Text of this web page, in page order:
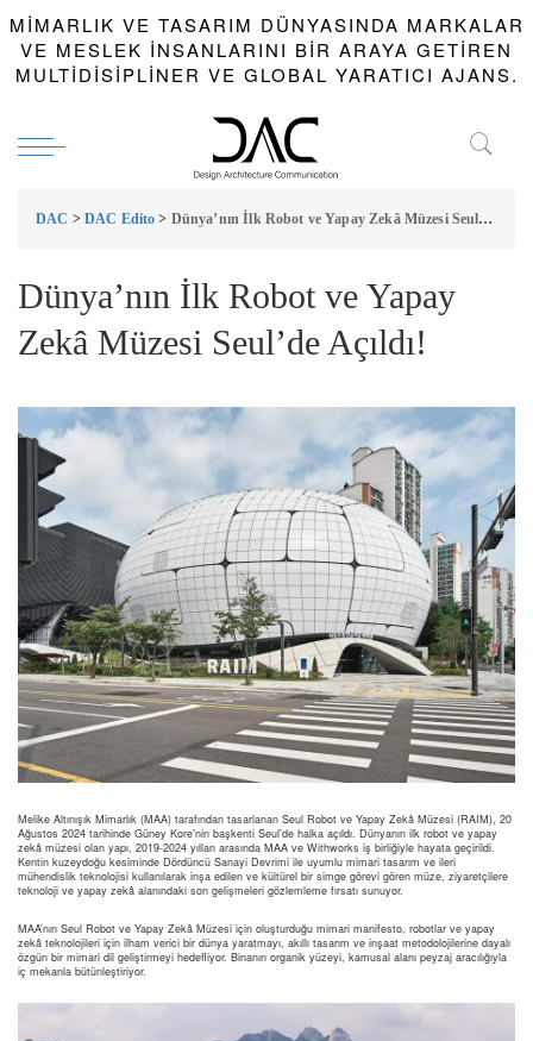
MIMARLIK VE TASARIM DÜNYASINDA MARKALAR
VE MESLEK INSANLARINI BIR ARAYA GETIREN
MULTIDISIPLINER VE GLOBAL YARATICI AJANS.
DAC > DAC Edito > Dünya’nın İlk Robot ve Yapay Zekâ Müzesi Seul’de Açıldı!
Dünya’nın İlk Robot ve Yapay
Zekâ Müzesi Seul’de Açıldı!
Melike Altınışık Mimarlık (MAA) tarafından tasarlanan Seul Robot ve Yapay Zekâ Müzesi (RAIM), 20
Ağustos 2024 tarihinde Güney Kore’nin başkenti Seul’de halka açıldı. Dünyanın ilk robot ve yapay
zekâ müzesi olan yapı, 2019-2024 yılları arasında MAA ve Withworks iş birliğiyle hayata geçirildi.
Kentin kuzeydoğu kesiminde Dördüncü Sanayi Devrimi ile uyumlu mimari tasarım ve ileri
mühendislik teknolojisi kullanılarak inşa edilen ve kültürel bir simge görevi gören müze, ziyaretçilere
teknoloji ve yapay zekâ alanındaki son gelişmeleri gözlemleme fırsatı sunuyor.
MAA’nın Seul Robot ve Yapay Zekâ Müzesi için oluşturduğu mimari manifesto, robotlar ve yapay
zekâ teknolojileri için ilham verici bir dünya yaratmayı, akıllı tasarım ve inşaat metodolojilerine dayalı
özgün bir mimari dil geliştirmeyi hedefliyor. Binanın organik yüzeyi, kamusal alanı peyzaj aracılığıyla
iç mekanla bütünleştiriyor.